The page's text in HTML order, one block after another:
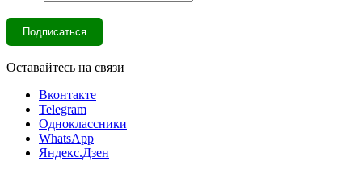
Оставайтесь на связи
Вконтакте
Telegram
Одноклассники
WhatsApp
Яндекс.Дзен